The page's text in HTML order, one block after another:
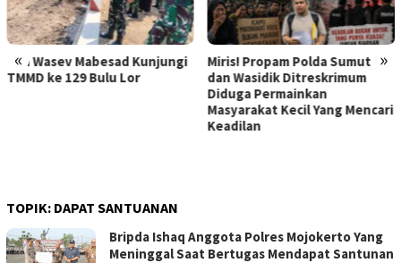
« »
Miris! Propam Polda Sumut
dan Wasidik Ditreskrimum
Masyarakat Kecil Yang Mencari
Hebat Mamak
Dilaporkan karena
Korban Pencurian
Memerasnya 250
TOPIK: DAPAT SANTUANAN
Bripda Ishaq Anggota Polres Mojokerto Yang
Meninggal Saat Bertugas Mendapat Santunan